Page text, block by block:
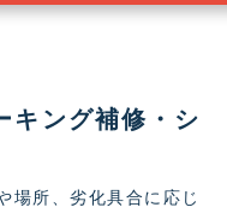
キング補修・シ
場所、劣化具合に応じ